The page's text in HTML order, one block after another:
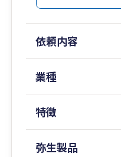
依頼内容
業種
特徴
弥生製品